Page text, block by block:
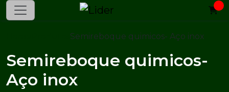
Semireboque quimicos- Aço inox
Semireboque quimicos-
Aço inox